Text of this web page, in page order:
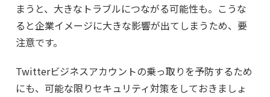
まうと、大きなトラブルにつながる可能性も。こうな
ると企業イメージに大きな影響が出てしまうため、要
注意です。
Twitterビジネスアカウントの乗っ取りを予防するため
にも、可能な限りセキュリティ対策をしておきましょ